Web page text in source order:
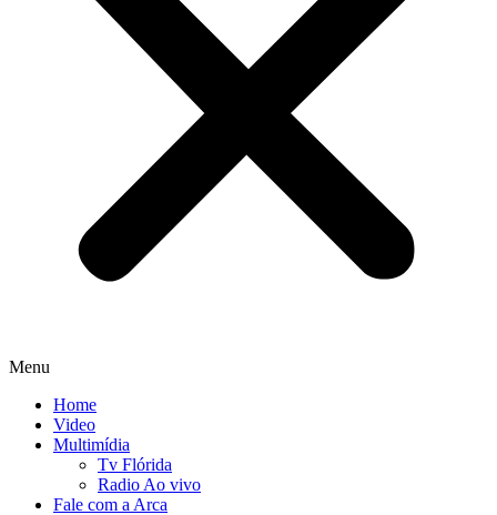
Menu
Home
Video
Multimídia
Tv Flórida
Radio Ao vivo
Fale com a Arca